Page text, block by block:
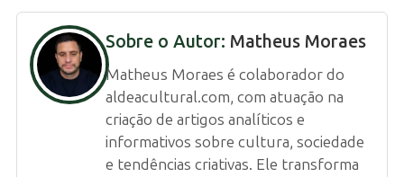
Sobre o Autor: Matheus Moraes
Matheus Moraes é colaborador do
aldeacultural.com, com atuação na
criação de artigos analíticos e
informativos sobre cultura, sociedade
e tendências criativas. Ele transforma